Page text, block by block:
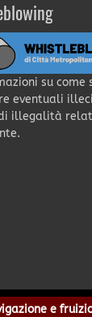
su come
eventuali
illegalità
e